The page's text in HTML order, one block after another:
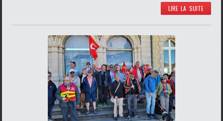
LIRE LA SUITE